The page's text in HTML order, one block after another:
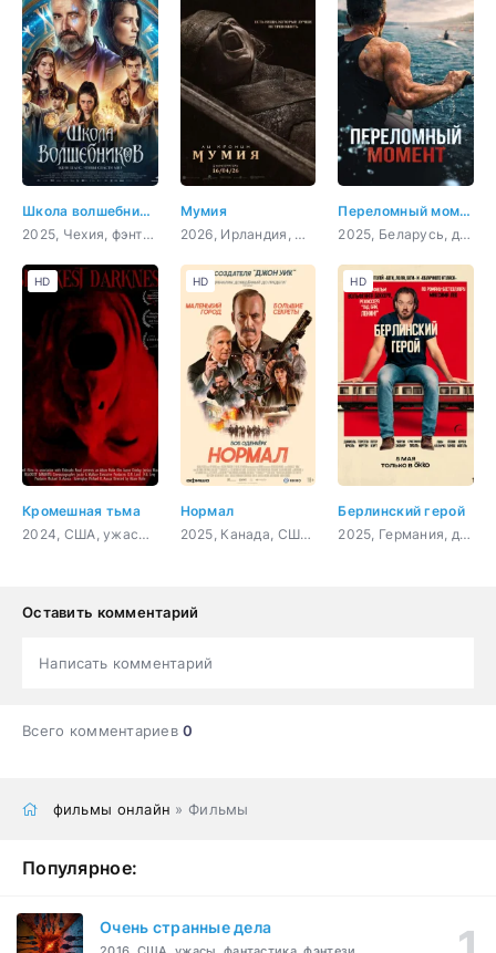
Школа волшебников
2025, Чехия, фэнтези, семейный
Мумия
2026, Ирландия, США, ужасы
Переломный момент
2025, Беларусь, драма, спорт
Кромешная тьма
2024, США, ужасы, драма
HD
Нормал
2025, Канада, США, боевик, триллер, криминал, комедия, драма
HD
Берлинский герой
2025, Германия, драма, комедия
HD
Оставить комментарий
Написать комментарий
Всего комментариев0
фильмы онлайн » Фильмы
Популярное:
Очень странные дела